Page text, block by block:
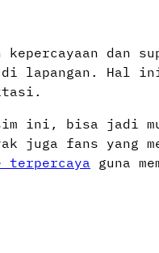
kepercayaan
lapangan. Hal
bisa jadi
juga fans yang
guna